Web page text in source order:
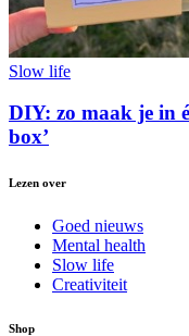
Slow life
DIY: zo maak je in
box’
Lezen over
Goed nieuws
Mental health
Slow life
Creativiteit
Shop